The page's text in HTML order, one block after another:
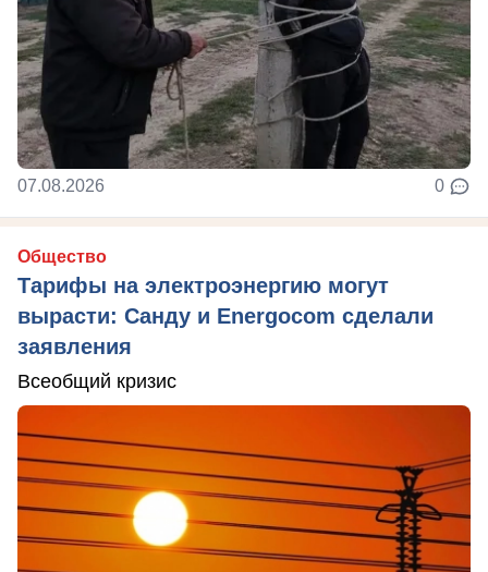
07.08.2026 0
Общество
Тарифы на электроэнергию могут
вырасти: Санду и Energocom сделали
заявления
Всеобщий кризис